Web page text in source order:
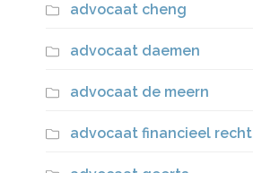
advocaat cheng
advocaat daemen
advocaat de meern
advocaat financieel recht